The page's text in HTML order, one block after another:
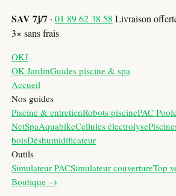
SAV 7j/7 ·01 89 62 38 58 Livraison
3× sans frais
OKJ
OK JardinGuides piscine & spa
Accueil
Nos guides
Piscine & entretienRobots piscinePAC
NetSpaAquabikeCellules électrolyse
boisDéshumidificateur
Outils
Simulateur PACSimulateur couvertureTop
Boutique →